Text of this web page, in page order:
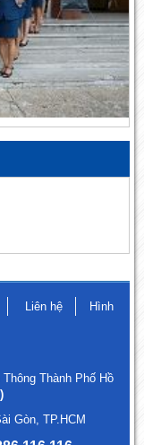
Liên hệ
Hình
Thông Thành Phố Hồ
Gòn, TP.HCM